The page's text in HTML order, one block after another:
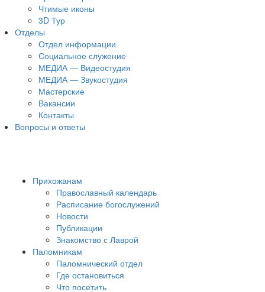
Чтимые иконы
3D Тур
Отделы
Отдел информации
Социальное служение
МЕДИА — Видеостудия
МЕДИА — Звукостудия
Мастерские
Вакансии
Контакты
Вопросы и ответы
Прихожанам
Православный календарь
Расписание богослужений
Новости
Публикации
Знакомство с Лаврой
Паломникам
Паломнический отдел
Где остановиться
Что посетить